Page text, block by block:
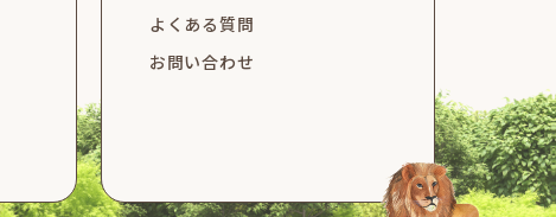
よくある質問
お問い合わせ